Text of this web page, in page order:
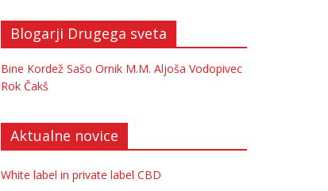
Blogarji Drugega sveta
Bine Kordež Sašo Ornik M.M. Aljoša Vodopivec
Rok Čakš
Aktualne novice
White label in private label CBD